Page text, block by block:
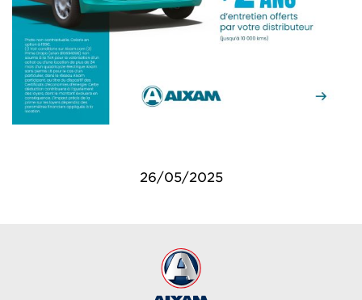
26/05/2025